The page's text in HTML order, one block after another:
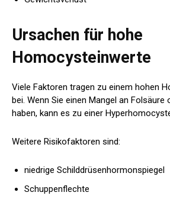
Ursachen für hohe
Homocysteinwerte
Viele Faktoren tragen zu einem hohen
bei. Wenn Sie einen Mangel an Folsäure
haben, kann es zu einer
Weitere Risikofaktoren sind:
niedrige Schilddrüsenhormonspiegel
Schuppenflechte